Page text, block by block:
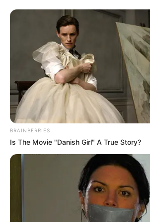
Parisien, le Républicain-Lorrain,
France, Paris Courses, Paris-Turf, RTL,
Magazine, Tropiques FM, Week-End et
d’autres encore.
Faites votre propre synthèse avec l’aide
gratuit et obtenez un pronostic Logique
outsiders.
MEILLEURES OFFRES DE LA
BRAINBERRIES
Is The Movie "Danish Girl" A True Story?